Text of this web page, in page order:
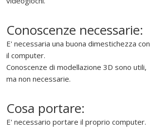
'
u
s
o
d
l
"
S
Conoscenze necessarie:
E' necessaria una buona dimestichezza con
il computer.
Conoscenze di modellazione 3D sono utili,
ma non necessarie.
Cosa portare:
E' necessario portare il proprio computer.